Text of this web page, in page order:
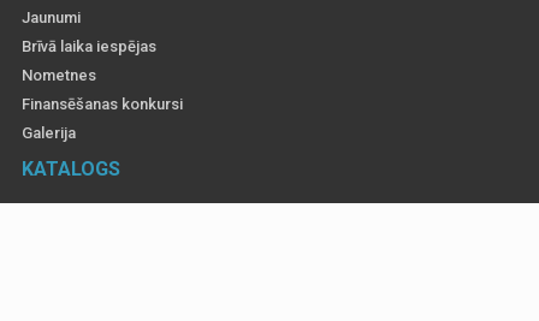
Jaunumi
Brīvā laika iespējas
Nometnes
Finansēšanas konkursi
Galerija
KATALOGS